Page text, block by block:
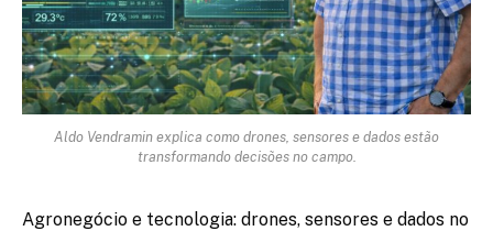
Aldo Vendramin explica como drones, sensores e dados estão
transformando decisões no campo.
Agronegócio e tecnologia: drones, sensores e dados no